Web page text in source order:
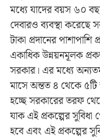
মধ্যে যাদের বয়স ৬০
দেবারও ব্যবস্থা করেছে
টাকা প্রদানের পাশাপাশি
একাধিক উন্নয়নমূলক
সরকার। এর মধ্যে
মাসে অন্তত ৪ থেকে
হচ্ছে সরকারের তরফ
যাক এই প্রকল্পের
হবে এবং এই প্রকল্পের